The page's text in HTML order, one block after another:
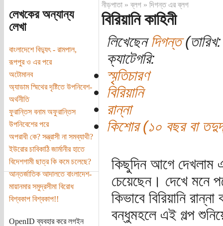
লেখকের অন্যান্য
লেখা
বাংলাদেশে বিদ্যুৎ - রামপাল,
রূপপুর ও এর পরে
অটোমানব
অ্যাডাম স্মিথের দৃষ্টিতে উপনিবেশ-
অর্থনীতি
ফুরান্তিস বনাম অফুরান্তিস
উপনিবেশের পরে
অপরাধী কে? সন্ত্রাসী না সমব্যাথী?
ইউরোর চাবিকাঠি জার্মানীর হাতে
বিদেশগামী ছাত্র কি কমে চলেছে?
আন্তর্জাতিক আদালতে বাংলাদেশ-
মায়ানমার সমুদ্রসীমা বিরোধ
বিশ্বকাপ বিশ্বকাপ!!
OpenID ব্যবহার করে লগইন
নীড়পাতা»ব্লগ» দিগন্ত এর ব্লগ
বিরিয়ানি কাহিনী
লিখেছেনদিগন্ত
ক্যাটেগরি:
স্মৃতিচারণ
বিরিয়ানি
রান্না
কিশোর (১০ বছর বা
কিছুদিন আগে দেখলাম
চেয়েছেন। দেখে মনে
কিভাবে বিরিয়ানি
বন্ধুমহলে এই গল্প